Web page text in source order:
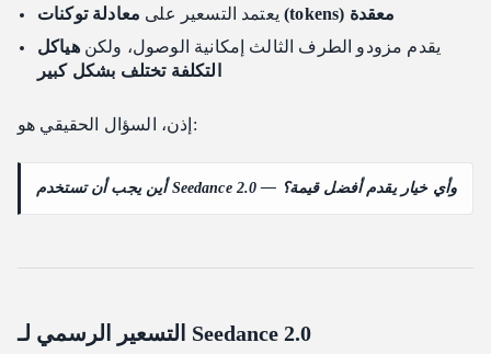
ما هو زمن الوصول (Latency) المعتاد لتوليد فيديو مدته 5 ثوانٍ؟ يعتمد التسعير على
معادلة توكنات (tokens) معقدة
يقدم مزودو الطرف الثالث إمكانية الوصول، ولكنهياكل
التكلفة تختلف بشكل كبير
إذن، السؤال الحقيقي هو:
أين يجب أن تستخدم Seedance 2.0 — وأي خيار يقدم أفضل قيمة؟
التسعير الرسمي لـ Seedance 2.0